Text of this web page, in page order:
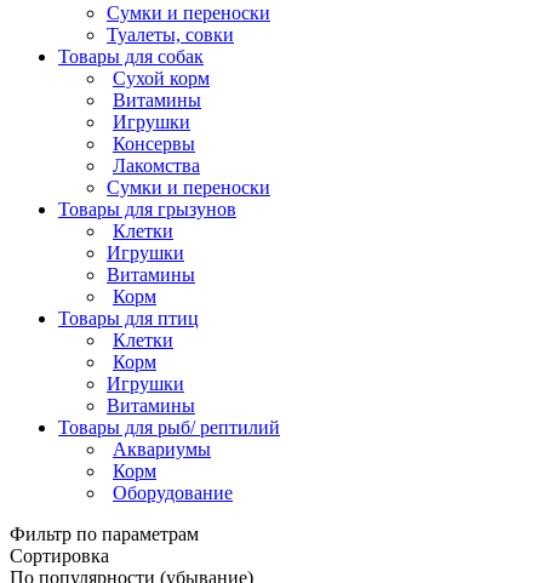
Сумки и переноски
Туалеты, совки
Товары для собак
Cухой корм
Витамины
Игрушки
Консервы
Лакомства
Сумки и переноски
Товары для грызунов
Клетки
Игрушки
Витамины
Корм
Товары для птиц
Клетки
Корм
Игрушки
Витамины
Товары для рыб/ рептилий
Аквариумы
Корм
Оборудование
Фильтр по параметрам
Сортировка
По популярности (убывание)